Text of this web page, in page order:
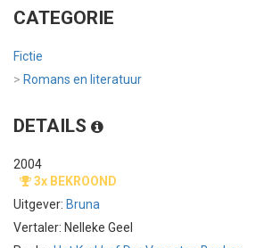
CATEGORIE
Fictie
> Romans en literatuur
DETAILS
2004
3x BEKROOND
Uitgever: Bruna
Vertaler: Nelleke Geel